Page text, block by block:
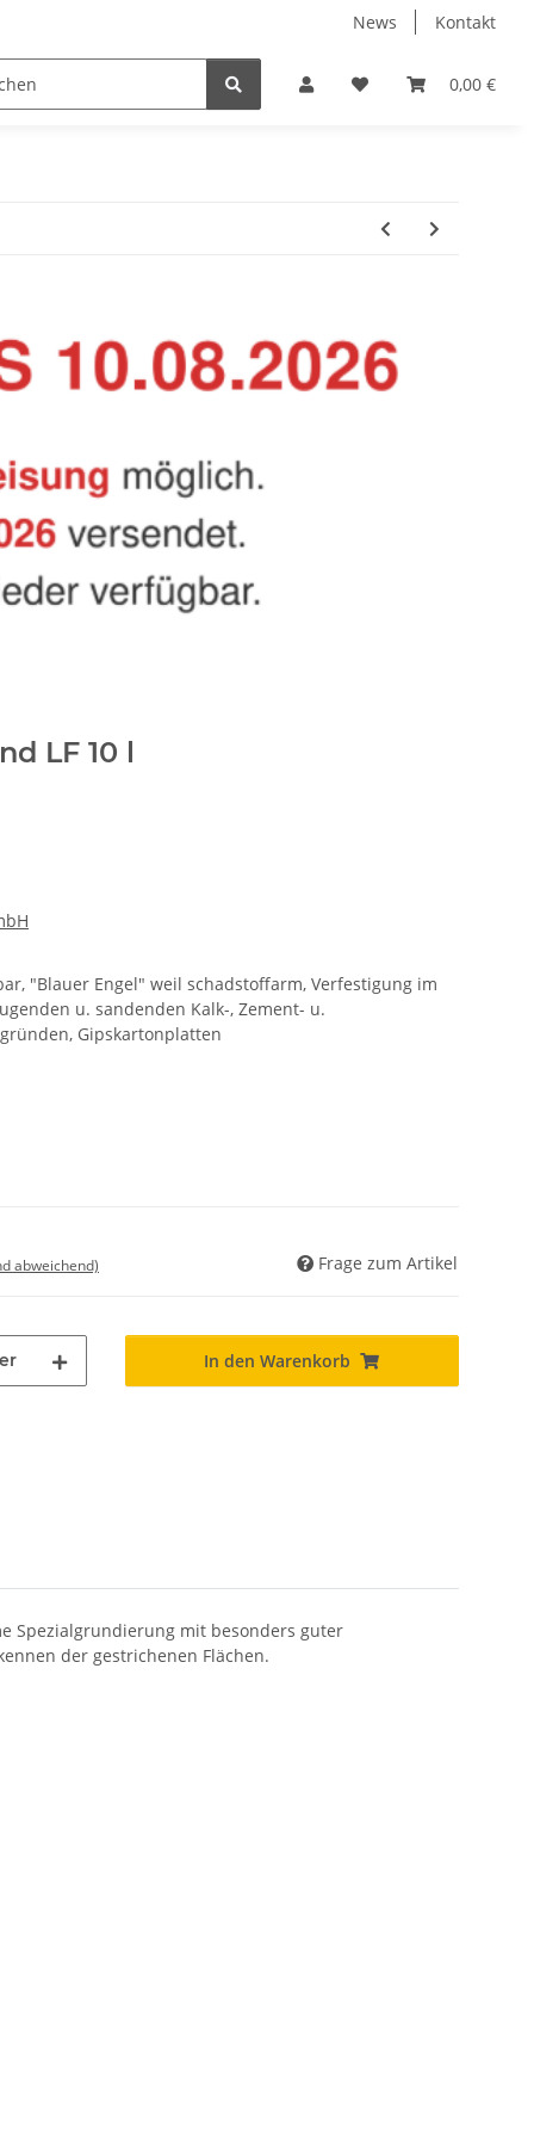
News Kontakt
0,00 €
Belüftung & Entlüftung
LF 10 l
"Blauer Engel" weil schadstoffarm, Verfestigung im
u. sandenden Kalk-, Zement- u.
Gipskartonplatten
abweichend) Frage zum Artikel
In den Warenkorb
Spezialgrundierung mit besonders guter
der gestrichenen Flächen.